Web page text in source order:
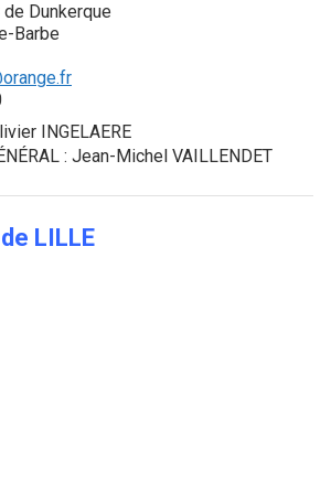
Dunkerque
Barbe
INGELAERE
: Jean-Michel VAILLENDET
LILLE